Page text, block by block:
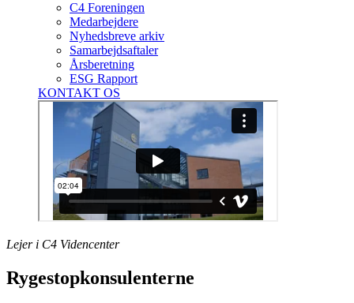
C4 Foreningen
Medarbejdere
Nyhedsbreve arkiv
Samarbejdsaftaler
Årsberetning
ESG Rapport
KONTAKT OS
Lejer i C4 Videncenter
Rygestopkonsulenterne